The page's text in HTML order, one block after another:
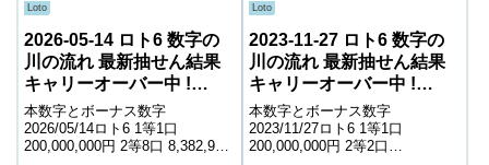
Loto
2026-05-14 ロト6 数字の
川の流れ 最新抽せん結果
キャリーオーバー中 !
23,538,243円
本数字とボーナス数字
2026/05/14ロト6 1等1口
200,000,000円 2等8口 8,382,900
Loto
2023-11-27 ロト6 数字の
川の流れ 最新抽せん結果
キャリーオーバー中 !
26,989,766円
本数字とボーナス数字
2023/11/27ロト6 1等1口
200,000,000円 2等2口